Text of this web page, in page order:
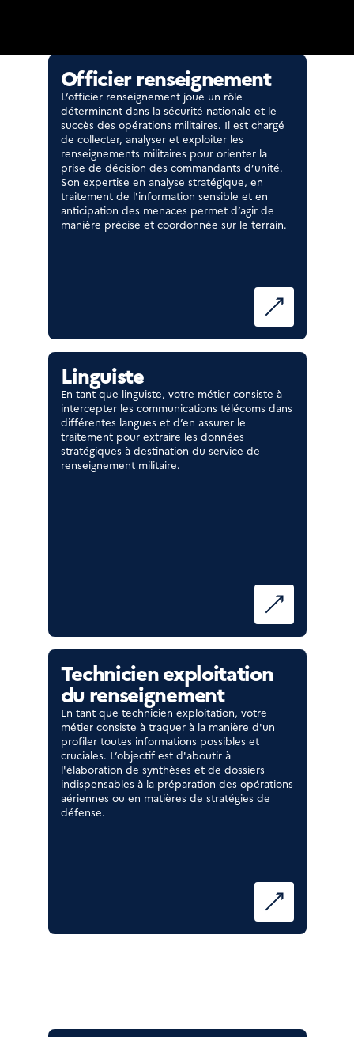
Officier renseignement
L’officier renseignement joue un rôle
déterminant dans la sécurité nationale et le
succès des opérations militaires. Il est chargé
de collecter, analyser et exploiter les
renseignements militaires pour orienter la
prise de décision des commandants d’unité.
Son expertise en analyse stratégique, en
traitement de l'information sensible et en
anticipation des menaces permet d’agir de
manière précise et coordonnée sur le terrain.
Linguiste
En tant que linguiste, votre métier consiste à
intercepter les communications télécoms dans
différentes langues et d’en assurer le
traitement pour extraire les données
stratégiques à destination du service de
renseignement militaire.
Technicien exploitation
du renseignement
En tant que technicien exploitation, votre
métier consiste à traquer à la manière d'un
profiler toutes informations possibles et
cruciales. L’objectif est d'aboutir à
l'élaboration de synthèses et de dossiers
indispensables à la préparation des opérations
aériennes ou en matières de stratégies de
défense.